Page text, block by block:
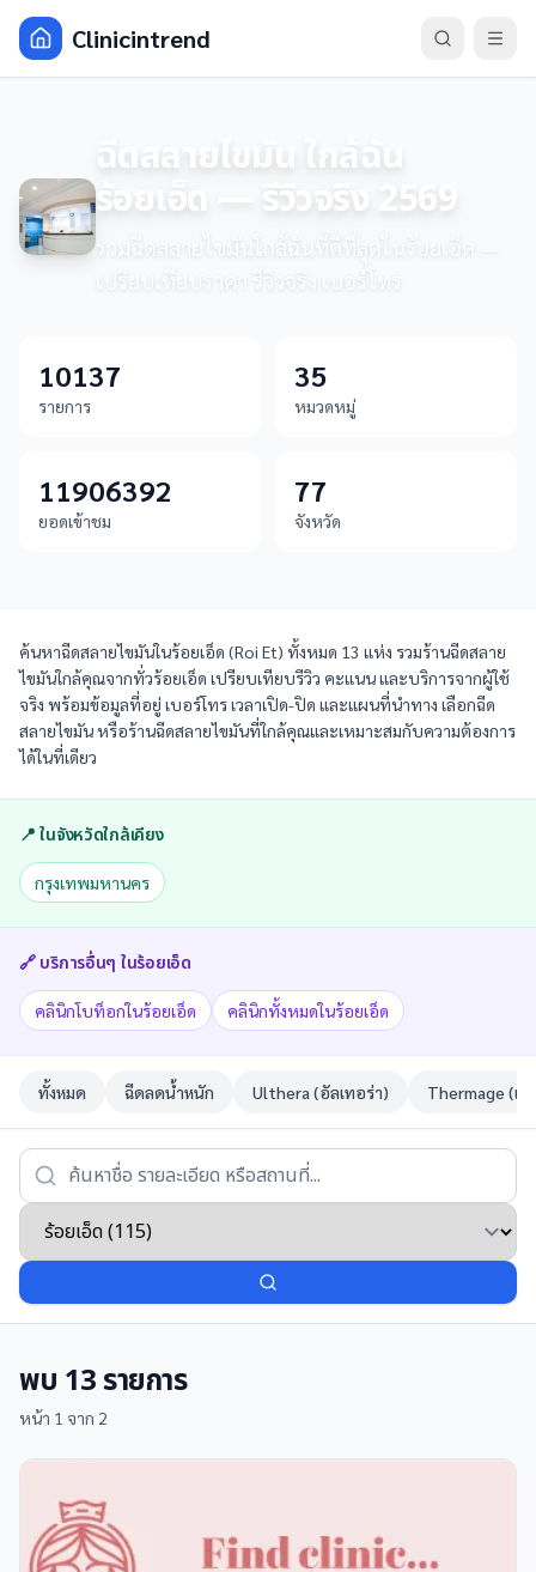
Clinicintrend
ฉีดสลายไขมัน ใกล้ฉัน
ร้อยเอ็ด — รีวิวจริง 2569
รวมฉีดสลายไขมันใกล้ฉันที่ดีที่สุดในร้อยเอ็ด —
เปรียบเทียบราคา รีวิวจริง เบอร์โทร
10137
รายการ
35
หมวดหมู่
11906392
ยอดเข้าชม
77
จังหวัด
ค้นหาฉีดสลายไขมันในร้อยเอ็ด (Roi Et) ทั้งหมด 13 แห่ง รวมร้านฉีดสลาย
ไขมันใกล้คุณจากทั่วร้อยเอ็ด เปรียบเทียบรีวิว คะแนน และบริการจากผู้ใช้
จริง พร้อมข้อมูลที่อยู่ เบอร์โทร เวลาเปิด-ปิด และแผนที่นำทาง เลือกฉีด
สลายไขมัน หรือร้านฉีดสลายไขมันที่ใกล้คุณและเหมาะสมกับความต้องการ
ได้ในที่เดียว
📍 ในจังหวัดใกล้เคียง
กรุงเทพมหานคร
🔗 บริการอื่นๆ ในร้อยเอ็ด
คลินิกโบท็อกในร้อยเอ็ด คลินิกทั้งหมดในร้อยเอ็ด
ทั้งหมด ฉีดลดน้ำหนัก Ulthera (อัลเทอร่า) Thermage (เท
พบ 13รายการ
หน้า 1 จาก 2